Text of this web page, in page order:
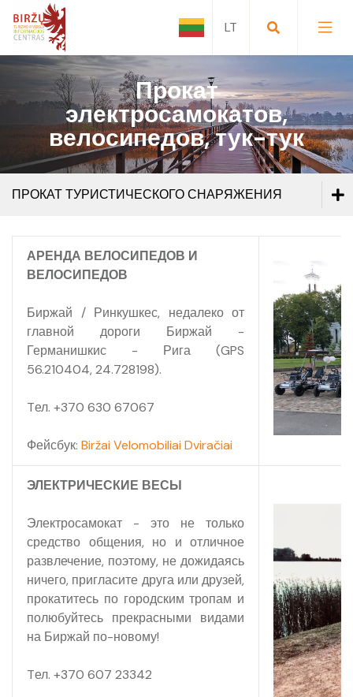
Прокат
электросамокатов,
велосипедов, тук-тук
ПРОКАТ ТУРИСТИЧЕСКОГО СНАРЯЖЕНИЯ
Места для посещения
Разлечения
Маршруты
Прокат туристического снаряжения
Прокат велосипедов, электросамокатов, весел в кемпинге
Прокат электросамокатов, велосипедов, тук-тук
Инвентарь водного туризма
Конференсъ - залы
АРЕНДА ВЕЛОСИПЕДОВ И
ВЕЛОСИПЕДОВ
Биржай / Ринкушкес, недалеко от
главной дороги Биржай -
Германишкис - Рига (GPS
56.210404, 24.728198).
Tел. +370 630 67067
Фейсбук: Biržai Velomobiliai Dviračiai
ЭЛЕКТРИЧЕСКИЕ ВЕСЫ
Электросамокат - это не только
средство общения, но и отличное
развлечение, поэтому, не дожидаясь
ничего, пригласите друга или друзей,
прокатитесь по городским тропам и
полюбуйтесь прекрасными видами
на Биржай по-новому!
Tел. +370 607 23342